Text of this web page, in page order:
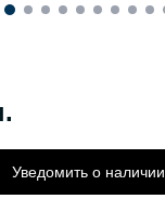
Уведомить о наличии